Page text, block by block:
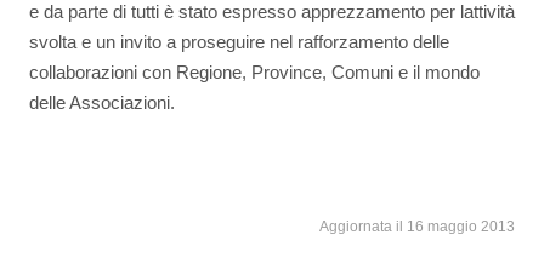
e da parte di tutti è stato espresso apprezzamento per lattività
svolta e un invito a proseguire nel rafforzamento delle
collaborazioni con Regione, Province, Comuni e il mondo
delle Associazioni.
Aggiornata il 16 maggio 2013